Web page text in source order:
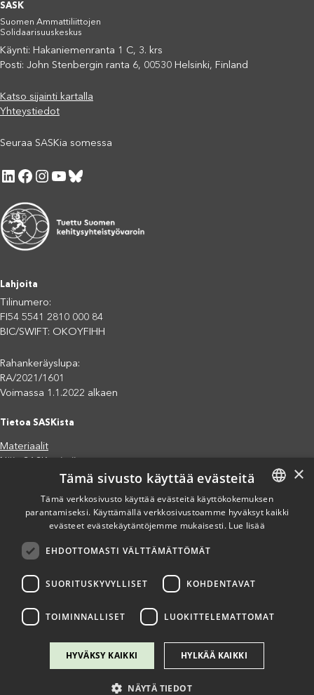
SASK
Suomen Ammattiliittojen
Solidaarisuuskeskus
Käynti: Hakaniemenranta 1 C, 3. krs
Posti: John Stenbergin ranta 6, 00530 Helsinki, Finland
Katso sijainti kartalla
Yhteystiedot
Seuraa SASKia somessa
LinkedIn Facebook Instagram YouTube Bluesky
Lahjoita
Tilinumero:
FI54 5541 2810 000 84
BIC/SWIFT: OKOYFIHH
Rahankeräyslupa:
RA/2021/1601
Voimassa 1.1.2022 alkaen
Tietoa SASKista
Materiaalit
Jäsenjärjestöt
Saavutettavuusseloste
Tietosuojaseloste
Eettiset periaatteet (pdf)
Lahjoita
Osallistu
Liity kannatusjäseneksi
Ilmoita väärinkäytösepäilystä
Copyright @ SASK 2024
FINNISH
×
Tämä sivusto käyttää evästeitä
Tämä verkkosivusto käyttää evästeitä käyttökokemuksen
parantamiseksi. Käyttämällä verkkosivustoamme hyväksyt kaikki
evästeet evästekäytäntöjemme mukaisesti. Lue lisää
EHDOTTOMASTI VÄLTTÄMÄTTÖMÄT
SUORITUSKYVYLLISET KOHDENTAVAT
TOIMINNALLISET LUOKITTELEMATTOMAT
HYVÄKSY KAIKKI HYLKÄÄ KAIKKI
NÄYTÄ TIEDOT